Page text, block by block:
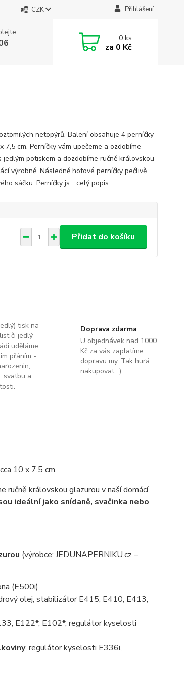
CZK Přihlášení
0ks
za 0 Kč
netopýrů. Balení obsahuje 4 perníčky
7,5 cm. Perníčky vám upečeme a ozdobíme
potiskem a dozdobíme ručně královskou
výrobně. Následně hotové perníčky pečlivě
sáčku. Perníčky js... celý popis
Přidat do košíku
tisk na
či jedlý
uděláme
přáním -
svatbu a
Doprava zdarma
U objednávek nad 1000
Kč za vás zaplatíme
dopravu my. Tak hurá
nakupovat. :)
10 x 7,5 cm.
ručně královskou glazurou v naší domácí
ideální jako snídaně, svačinka nebo
(výrobce: JEDUNAPERNIKU.cz –
(E500i)
olej, stabilizátor E415, E410, E413,
E122*, E102*, regulátor kyselosti
, regulátor kyselosti E336i,